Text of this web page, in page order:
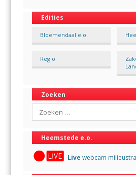
Edities
Bloemendaal e.o.
Regio
Zoeken
Search
Heemstede e.o.
Live webcam